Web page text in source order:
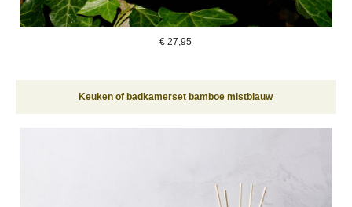
€27,95
Keuken of badkamerset bamboe mistblauw